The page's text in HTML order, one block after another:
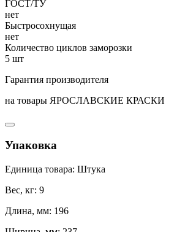
ГОСТ/ТУ
нет
Быстросохнущая
нет
Количество циклов заморозки
5 шт
Гарантия производителя
на товары ЯРОСЛАВСКИЕ КРАСКИ
Упаковка
Единица товара: Штука
Вес, кг: 9
Длина, мм: 196